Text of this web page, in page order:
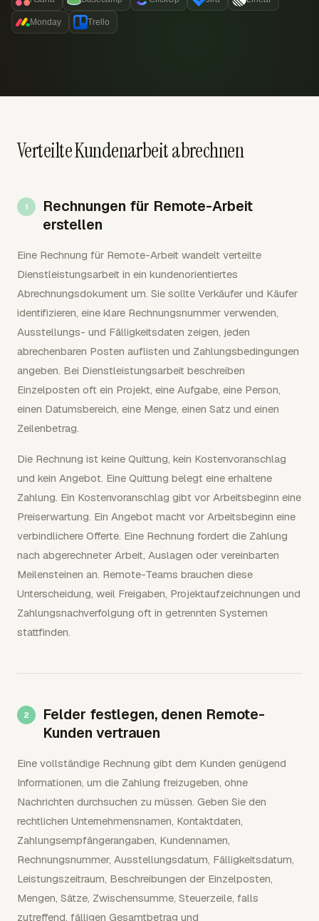
Monday Trello
Verteilte Kundenarbeit abrechnen
Rechnungen für Remote-Arbeit
erstellen
Eine Rechnung für Remote-Arbeit wandelt verteilte
Dienstleistungsarbeit in ein kundenorientiertes
Abrechnungsdokument um. Sie sollte Verkäufer und Käufer
identifizieren, eine klare Rechnungsnummer verwenden,
Ausstellungs- und Fälligkeitsdaten zeigen, jeden
abrechenbaren Posten auflisten und Zahlungsbedingungen
angeben. Bei Dienstleistungsarbeit beschreiben
Einzelposten oft ein Projekt, eine Aufgabe, eine Person,
einen Datumsbereich, eine Menge, einen Satz und einen
Zeilenbetrag.
Die Rechnung ist keine Quittung, kein Kostenvoranschlag
und kein Angebot. Eine Quittung belegt eine erhaltene
Zahlung. Ein Kostenvoranschlag gibt vor Arbeitsbeginn eine
Preiserwartung. Ein Angebot macht vor Arbeitsbeginn eine
verbindlichere Offerte. Eine Rechnung fordert die Zahlung
nach abgerechneter Arbeit, Auslagen oder vereinbarten
Meilensteinen an. Remote-Teams brauchen diese
Unterscheidung, weil Freigaben, Projektaufzeichnungen und
Zahlungsnachverfolgung oft in getrennten Systemen
stattfinden.
Felder festlegen, denen Remote-
Kunden vertrauen
Eine vollständige Rechnung gibt dem Kunden genügend
Informationen, um die Zahlung freizugeben, ohne
Nachrichten durchsuchen zu müssen. Geben Sie den
rechtlichen Unternehmensnamen, Kontaktdaten,
Zahlungsempfängerangaben, Kundennamen,
Rechnungsnummer, Ausstellungsdatum, Fälligkeitsdatum,
Leistungszeitraum, Beschreibungen der Einzelposten,
Mengen, Sätze, Zwischensumme, Steuerzeile, falls
zutreffend, fälligen Gesamtbetrag und